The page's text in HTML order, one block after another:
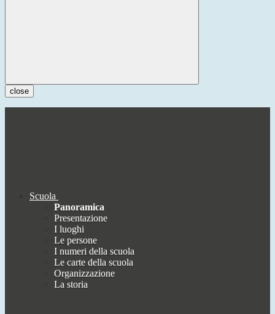
close
Scuola
Panoramica
Presentazione
I luoghi
Le persone
I numeri della scuola
Le carte della scuola
Organizzazione
La storia